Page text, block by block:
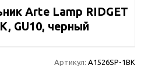
Arte Lamp RIDGET
GU10, черный
Артикул: A1526SP-1BK